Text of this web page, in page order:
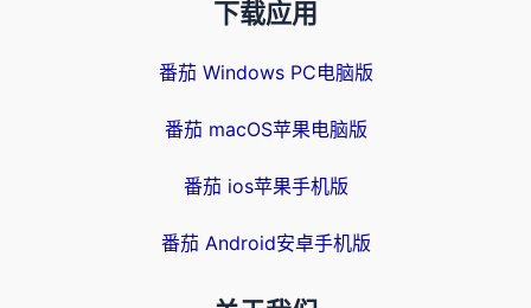
下载应用
番茄 Windows PC电脑版
番茄 macOS苹果电脑版
番茄 ios苹果手机版
番茄 Android安卓手机版